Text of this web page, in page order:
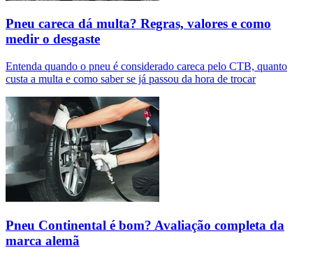
Pneu careca dá multa? Regras, valores e como
medir o desgaste
Entenda quando o pneu é considerado careca pelo CTB, quanto
custa a multa e como saber se já passou da hora de trocar
Pneu Continental é bom? Avaliação completa da
marca alemã